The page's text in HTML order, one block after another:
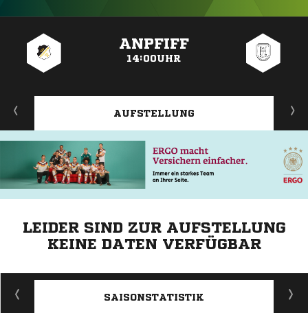
ANPFIFF
14:00UHR
AUFSTELLUNG
LEIDER SIND ZUR AUFSTELLUNG
KEINE DATEN VERFÜGBAR
ANZEIGE
SAISONSTATISTIK